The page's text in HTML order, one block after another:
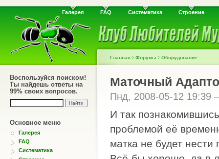
Галерея FAQ Систематика Строение
Воспользуйся поиском!
Ты найдешь ответы на
99% своих вопросов.
Основное меню
Галерея
FAQ
Систематика
Главная › Форумы › Оборудование
Маточный
Пнд, 2008-05-12
И так
проблемой её
матка не будет